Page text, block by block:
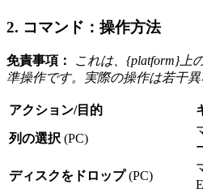
2. コマンド：操作方法
免責事項：
これは、{platform}上
準操作です。実際の操作は若干異
アクション/目的
列の選択 (PC)
ディスクをドロップ(PC)